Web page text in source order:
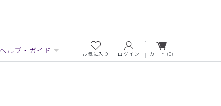
ヘルプ・ガイド お気に入り ログイン カート (0)